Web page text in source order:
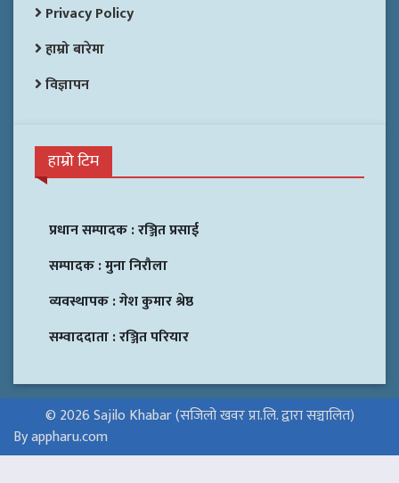
Privacy Policy
हाम्रो बारेमा
विज्ञापन
हाम्रो टिम
प्रधान सम्पादक :रञ्जित प्रसाई
सम्पादक :मुना निरौला
व्यवस्थापक :गेश कुमार श्रेष्ठ
सम्वाददाता :रञ्जित परियार
© 2026 Sajilo Khabar (सजिलो खवर प्रा.लि. द्वारा सञ्चालित)
By appharu.com